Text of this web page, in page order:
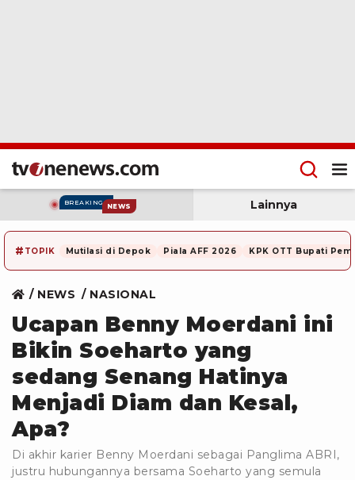
BREAKING NEWS Lainnya
# TOPIK Mutilasi di Depok Piala AFF 2026 KPK OTT Bupati
NEWS NASIONAL
Ucapan Benny Moerdani ini
Bikin Soeharto yang
sedang Senang Hatinya
Menjadi Diam dan Kesal,
Apa?
Di akhir karier Benny Moerdani sebagai Panglima ABRI,
justru hubungannya bersama Soeharto yang semula